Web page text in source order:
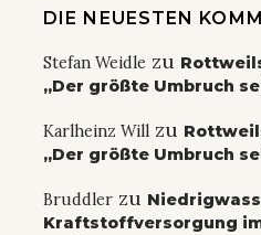
DIE NEUESTEN
Stefan Weidle zu
„Der größte Umbruch
Karlheinz Will zu
„Der größte Umbruch
Bruddler zu
Kraftstoffversorgung